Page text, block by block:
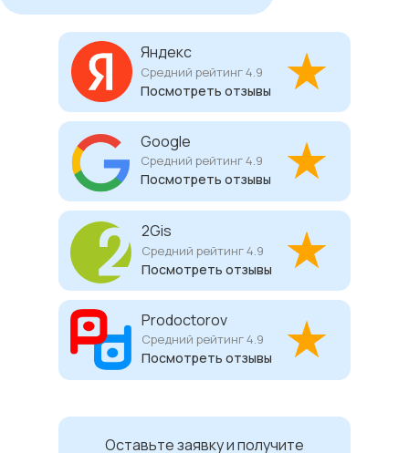
Яндекс
Средний рейтинг 4.9
Посмотреть отзывы
2Gis
Средний рейтинг 4.9
Посмотреть отзывы
Google
Средний рейтинг 4.9
Посмотреть отзывы
Prodoctorov
Средний рейтинг 4.9
Посмотреть отзывы
Оставьте заявку и получите